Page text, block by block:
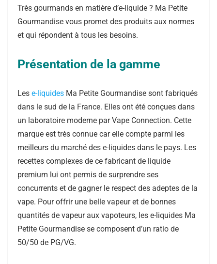
Très gourmands en matière d’e-liquide ? Ma Petite
Gourmandise vous promet des produits aux normes
et qui répondent à tous les besoins.
Présentation de la gamme
Les e-liquides Ma Petite Gourmandise sont fabriqués
dans le sud de la France. Elles ont été conçues dans
un laboratoire moderne par Vape Connection. Cette
marque est très connue car elle compte parmi les
meilleurs du marché des e-liquides dans le pays. Les
recettes complexes de ce fabricant de liquide
premium lui ont permis de surprendre ses
concurrents et de gagner le respect des adeptes de la
vape. Pour offrir une belle vapeur et de bonnes
quantités de vapeur aux vapoteurs, les e-liquides Ma
Petite Gourmandise se composent d’un ratio de
50/50 de PG/VG.